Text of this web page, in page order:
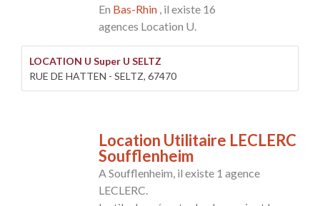
En Bas-Rhin , il existe 16
agences Location U.
LOCATION U Super U SELTZ
RUE DE HATTEN - SELTZ, 67470
Location Utilitaire LECLERC
Soufflenheim
A Soufflenheim, il existe 1 agence
LECLERC.